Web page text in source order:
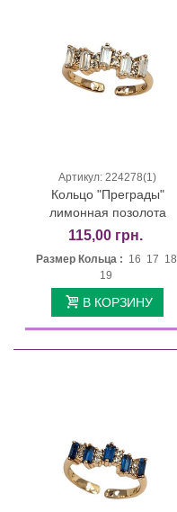
Артикул: 224278(1)
Кольцо "Преграды"
лимонная позолота
115,00 грн.
Размер Кольца : 16 17 18
19
В КОРЗИНУ